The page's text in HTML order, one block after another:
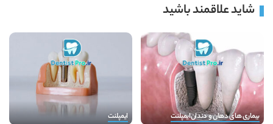
شاید علاقمند باشید
بیماری های دهان و دندانایمپلنت
ایمپلنت